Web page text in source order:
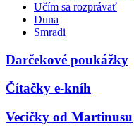
Učím sa rozprávať
Duna
Smradi
Darčekové poukážky
Čítačky e-kníh
Vecičky od Martinusu